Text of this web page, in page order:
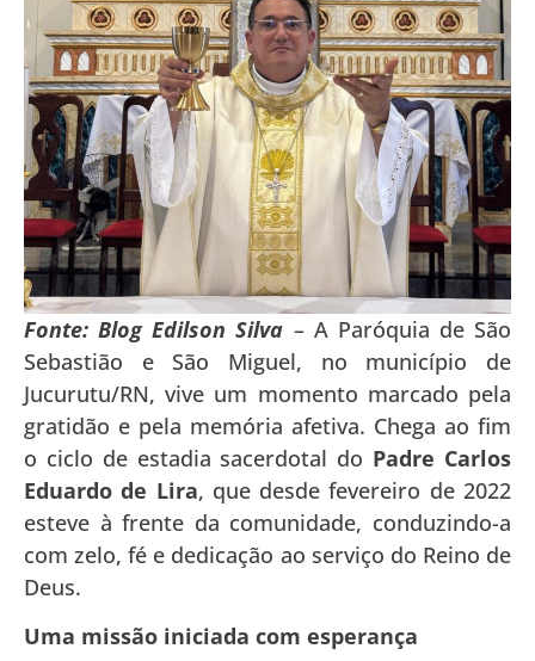
Fonte: Blog Edilson Silva – A Paróquia de São
Sebastião e São Miguel, no município de
Jucurutu/RN, vive um momento marcado pela
gratidão e pela memória afetiva. Chega ao fim
o ciclo de estadia sacerdotal do Padre Carlos
Eduardo de Lira, que desde fevereiro de 2022
esteve à frente da comunidade, conduzindo-a
com zelo, fé e dedicação ao serviço do Reino de
Deus.
Uma missão iniciada com esperança